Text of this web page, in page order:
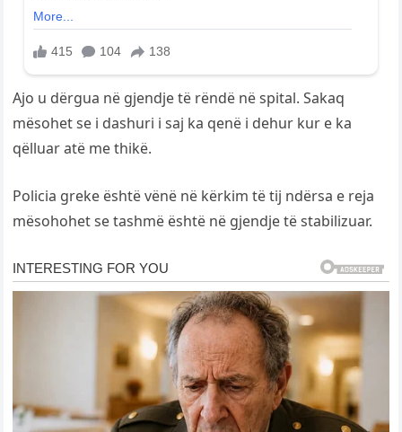
Ajo u dërgua në gjendje të rëndë në spital. Sakaq
mësohet se i dashuri i saj ka qenë i dehur kur e ka
qëlluar atë me thikë.
Policia greke është vënë në kërkim të tij ndërsa e reja
mësohohet se tashmë është në gjendje të stabilizuar.